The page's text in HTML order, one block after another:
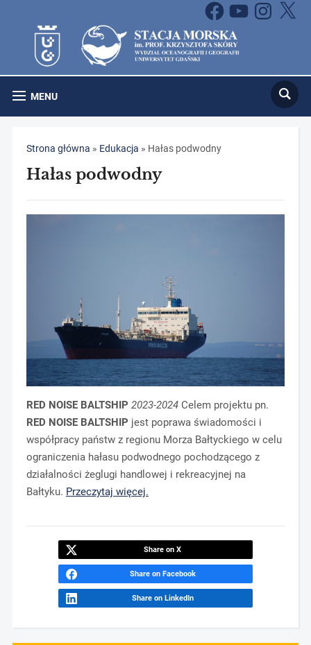
FacebookYouTubeInstagram
X
MENU
Strona główna » Edukacja » Hałas podwodny
Hałas podwodny
RED NOISE BALTSHIP 2023-2024 Celem projektu pn.
RED NOISE BALTSHIP jest poprawa świadomości i
współpracy państw z regionu Morza Bałtyckiego w celu
ograniczenia hałasu podwodnego pochodzącego z
działalności żeglugi handlowej i rekreacyjnej na
Bałtyku. Przeczytaj więcej.
Share on X
Share on Facebook
Share on LinkedIn